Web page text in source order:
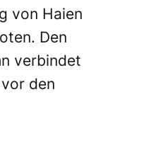
von Haien
Den
verbindet
den